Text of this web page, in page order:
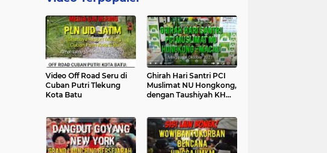
Video Off Road Seru di
Cuban Putri Tlekung
Kota Batu
Ghirah Hari Santri PCI
Muslimat NU Hongkong,
dengan Taushiyah KH